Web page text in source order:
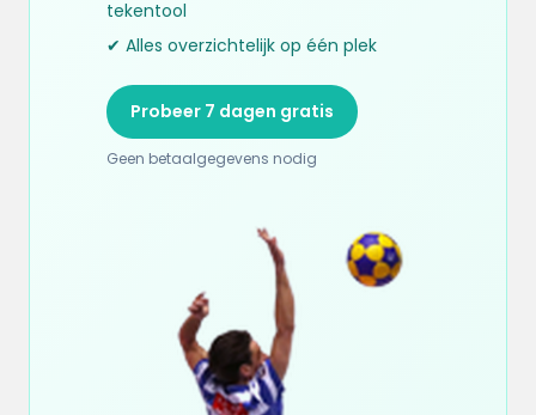
tekentool
✔ Alles overzichtelijk op één plek
Probeer 7 dagen gratis
Geen betaalgegevens nodig